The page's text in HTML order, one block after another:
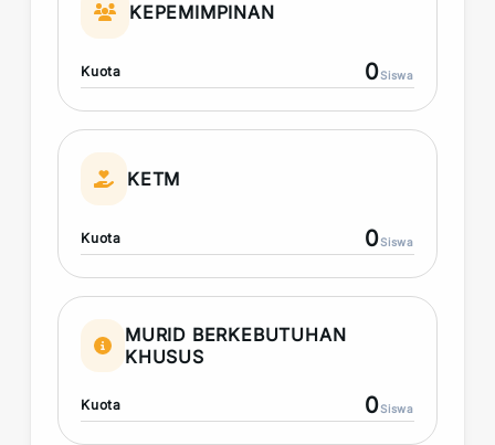
KEPEMIMPINAN
Kuota 0Siswa
KETM
Kuota 0Siswa
MURID BERKEBUTUHAN
KHUSUS
Kuota 0Siswa